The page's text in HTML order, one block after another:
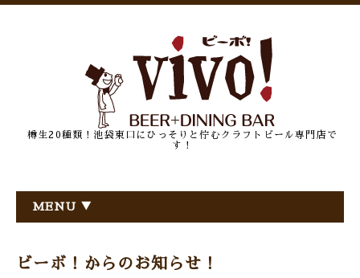
樽生20種類！池袋東口にひっそりと佇むクラフトビール専門店で
す！
MENU ▼
ビーボ！からのお知らせ！